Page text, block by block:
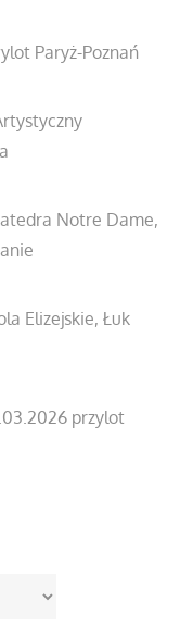
Paryż-Poznań
Notre Dame,
Elizejskie, Łuk
przylot